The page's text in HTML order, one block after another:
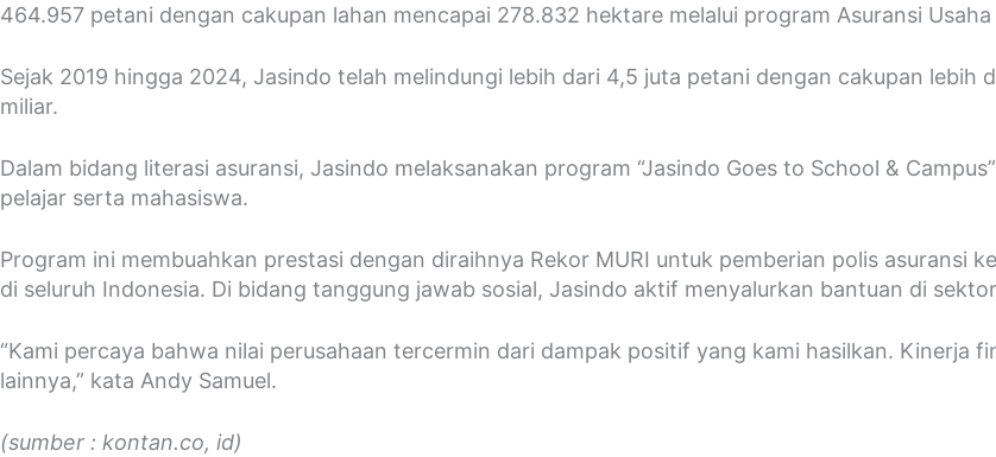
464.957 petani dengan cakupan lahan mencapai 278.832 hektare melalui program Asuransi Usaha
Sejak 2019 hingga 2024, Jasindo telah melindungi lebih dari 4,5 juta petani dengan cakupan
miliar.
Dalam bidang literasi asuransi, Jasindo melaksanakan program “Jasindo Goes to School &
pelajar serta mahasiswa.
Program ini membuahkan prestasi dengan diraihnya Rekor MURI untuk pemberian polis asuransi
di seluruh Indonesia. Di bidang tanggung jawab sosial, Jasindo aktif menyalurkan bantuan di
“Kami percaya bahwa nilai perusahaan tercermin dari dampak positif yang kami hasilkan. Kinerja
lainnya,” kata Andy Samuel.
(sumber : kontan.co, id)